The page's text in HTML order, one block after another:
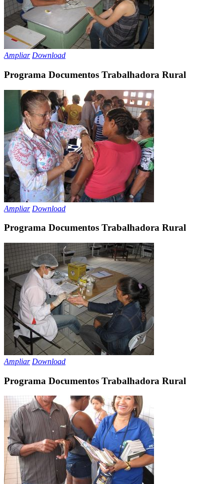
Ampliar Download
Programa Documentos Trabalhadora Rural
Ampliar Download
Programa Documentos Trabalhadora Rural
Ampliar Download
Programa Documentos Trabalhadora Rural